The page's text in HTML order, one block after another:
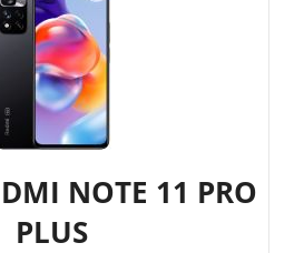
NOTE 11 PRO
PLUS